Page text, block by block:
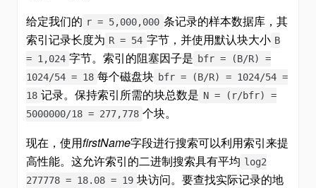
给定我们的 r = 5,000,000 条记录的样本数据库，其
索引记录长度为 R = 54 字节，并使用默认块大小 B
= 1,024 字节。索引的阻塞因子是 bfr = (B/R) =
1024/54 = 18 每个磁盘块 bfr = (B/R) = 1024/54 =
18 记录。保持索引所需的块总数是 N = (r/bfr) =
5000000/18 = 277,778 个块。
现在，使用firstName字段进行搜索可以利用索引来提
高性能。这允许索引的二进制搜索具有平均 log2
277778 = 18.08 = 19 块访问。要查找实际记录的地